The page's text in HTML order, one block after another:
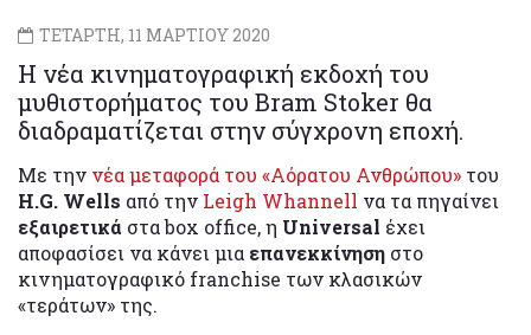
ΤΕΤΑΡΤΗ, 11 ΜΑΡΤΙΟΥ 2020
Η νέα κινηματογραφική εκδοχή του
μυθιστορήματος του Bram Stoker θα
διαδραματίζεται στην σύγχρονη εποχή.
Με την νέα μεταφορά του «Αόρατου Ανθρώπου» του
H.G. Wells από την Leigh Whannell να τα πηγαίνει
εξαιρετικά στα box office, η Universal έχει
αποφασίσει να κάνει μια επανεκκίνηση στο
κινηματογραφικό franchise των κλασικών
«τεράτων» της.